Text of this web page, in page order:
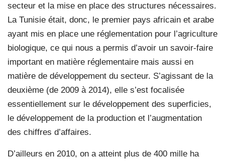
secteur et la mise en place des structures nécessaires.
La Tunisie était, donc, le premier pays africain et arabe
ayant mis en place une réglementation pour l’agriculture
biologique, ce qui nous a permis d’avoir un savoir-faire
important en matière réglementaire mais aussi en
matière de développement du secteur. S’agissant de la
deuxième (de 2009 à 2014), elle s’est focalisée
essentiellement sur le développement des superficies,
le développement de la production et l’augmentation
des chiffres d’affaires.
D’ailleurs en 2010, on a atteint plus de 400 mille ha